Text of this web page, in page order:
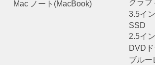
Mac ノート(MacBook)
グラフ
3.5イ
SSD
2.5イ
DVD
ブルー